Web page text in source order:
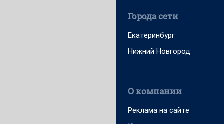
Города сети
Екатеринбург
Нижний Новгород
О компании
Реклама на сайте